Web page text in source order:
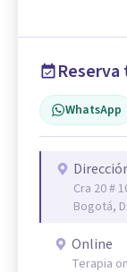
WhatsApp
Cra 20 #
Bogotá,
Online
Terapia